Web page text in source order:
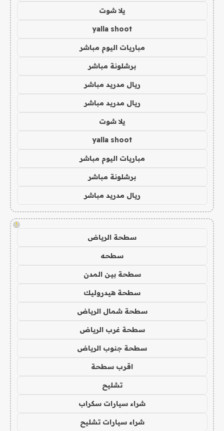
يلا شوت
yalla shoot
مباريات اليوم مباشر
برشلونة مباشر
ريال مدريد مباشر
ريال مدريد مباشر
يلا شوت
yalla shoot
مباريات اليوم مباشر
برشلونة مباشر
ريال مدريد مباشر
!
سطحة الرياض
سطحه
سطحة بين المدن
سطحة هيدروليك
سطحة شمال الرياض
سطحة غرب الرياض
سطحة جنوب الرياض
اقرب سطحة
تشليح
شراء سيارات سكراب
شراء سيارات تشليح